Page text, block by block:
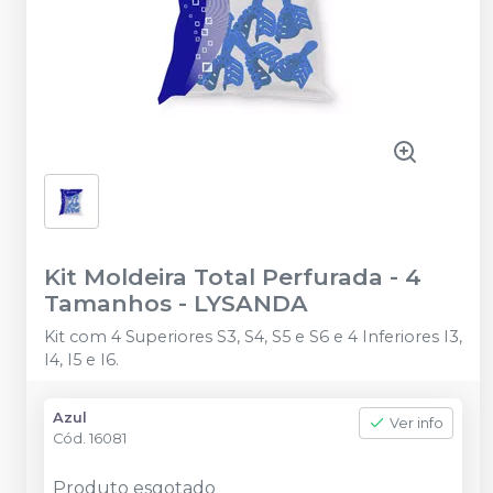
Kit Moldeira Total Perfurada - 4
Tamanhos - LYSANDA
Kit com 4 Superiores S3, S4, S5 e S6 e 4 Inferiores I3,
I4, I5 e I6.
Azul
Cód. 16081
Ver info
Produto esgotado